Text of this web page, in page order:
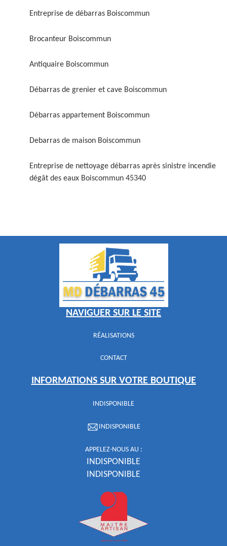
Entreprise de débarras Boiscommun
Brocanteur Boiscommun
Antiquaire Boiscommun
Débarras de grenier et cave Boiscommun
Débarras appartement Boiscommun
Debarras de maison Boiscommun
Entreprise de nettoyage débarras après sinistre incendie
dégât des eaux Boiscommun 45340
NAVIGUER SUR LE SITE
RÉALISATIONS
CONTACT
INFORMATIONS SUR VOTRE BOUTIQUE
INDISPONIBLE
INDISPONIBLE
APPELEZ-NOUS AU :
INDISPONIBLE
INDISPONIBLE